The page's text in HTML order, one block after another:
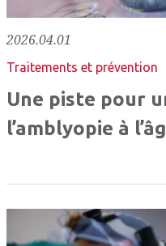
2026.04.01
Traitements et prévention
Une piste pour
l’amblyopie à